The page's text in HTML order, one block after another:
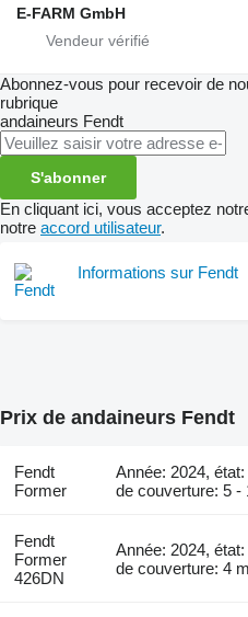
E-FARM GmbH
Abonnez-vous pour recevoir de
rubrique
andaineurs Fendt
S'abonner
En cliquant ici, vous acceptez
notre accord utilisateur.
Informations sur Fendt
Prix de andaineurs Fendt
Fendt
Former
Année: 2024,
de couverture: 5 -
Fendt
Former
426DN
Année: 2024,
de couverture: 4 m